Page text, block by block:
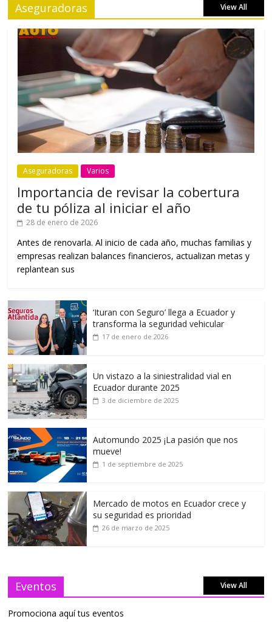
Aseguradoras View All
Aseguradoras Varios
Importancia de revisar la cobertura
de tu póliza al iniciar el año
28 de enero de 2026
Antes de renovarla. Al inicio de cada año, muchas familias y
empresas realizan balances financieros, actualizan metas y
replantean sus
‘Ituran con Seguro’ llega a Ecuador y
transforma la seguridad vehicular
17 de enero de 2026
Un vistazo a la siniestralidad vial en
Ecuador durante 2025
3 de diciembre de 2025
Automundo 2025 ¡La pasión que nos
mueve!
1 de septiembre de 2025
Mercado de motos en Ecuador crece y
su seguridad es prioridad
26 de marzo de 2025
Eventos View All
Promociona aquí tus eventos